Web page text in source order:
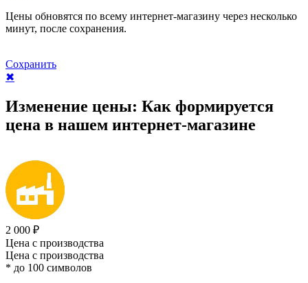
Цены обновятся по всему интернет-магазину через несколько
минут, после сохранения.
Сохранить
✖
Изменение цены: Как формируется
цена в нашем интернет-магазине
2 000 ₽
Цена с производства
Цена с производства
* до 100 символов